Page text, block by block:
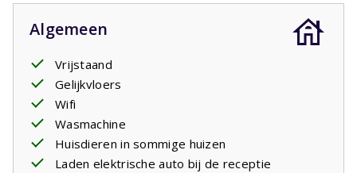
comfortabel tuinmeubilair entwee ligbeddenkunt u tot
laat in de avond genieten van de Franse sterrenhemel. U
door mooie struiken, bomen en
heesters.
Algemeen
Vrijstaand
Gelijkvloers
Wifi
Wasmachine
Huisdieren in sommige huizen
Laden elektrische auto bij de receptie